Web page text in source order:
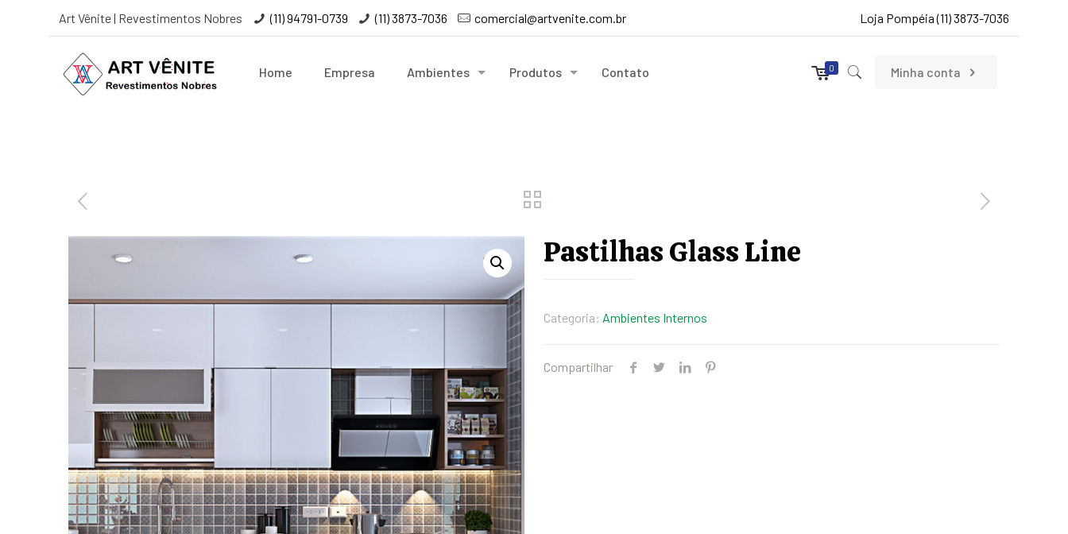
Art Vênite | Revestimentos Nobres (11) 94791-0739 (11) 3873-7036 comercial@artvenite.com.br Loja Pompéia (11) 3873-7036
Home Empresa Ambientes Produtos Contato 0 Minha conta
Pastilhas Glass Line
Categoria: Ambientes Internos
Compartilhar